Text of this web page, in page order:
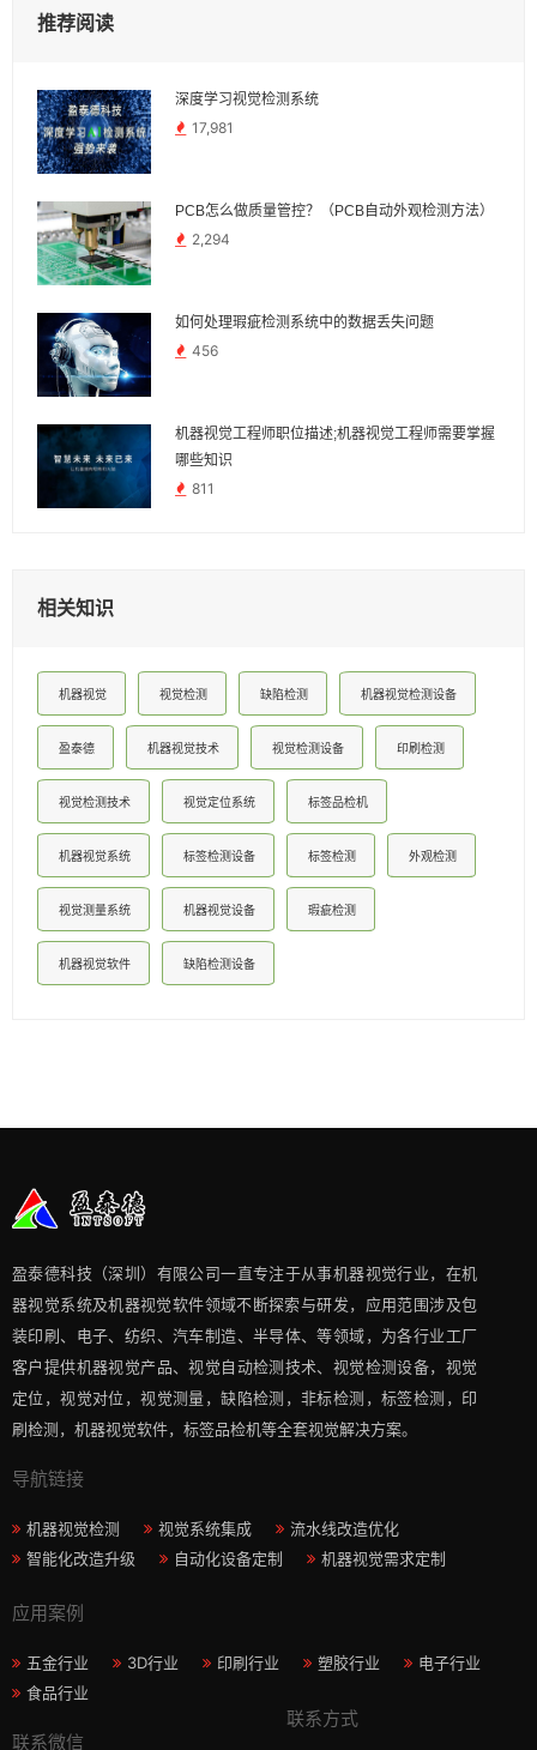
推荐阅读
深度学习视觉检测系统
17,981
PCB怎么做质量管控？（PCB自动外观检测方法）
2,294
如何处理瑕疵检测系统中的数据丢失问题
456
机器视觉工程师职位描述;机器视觉工程师需要掌握
哪些知识
811
相关知识
机器视觉 视觉检测 缺陷检测 机器视觉检测设备
盈泰德 机器视觉技术 视觉检测设备 印刷检测
视觉检测技术 视觉定位系统 标签品检机
机器视觉系统 标签检测设备 标签检测 外观检测
视觉测量系统 机器视觉设备 瑕疵检测
机器视觉软件 缺陷检测设备
盈泰德科技（深圳）有限公司一直专注于从事机器视觉行业，在机
器视觉系统及机器视觉软件领域不断探索与研发​，应用范围涉及包
装印刷、电子、纺织、汽车制造、半导体、等领域，为各行业工厂
客户提供机器视觉产品、视觉自动检测技术、视觉检测设备，视觉
定位，视觉对位，视觉测量，缺陷检测，非标检测，标签检测，印
刷检测，机器视觉软件，标签品检机等​全套视觉解决方案​。
导航链接
机器视觉检测 视觉系统集成
流水线改造优化
智能化改造升级
自动化设备定制 机器视觉需求定制
应用案例
五金行业 3D行业 印刷行业 塑胶行业
电子行业
食品行业
联系微信
联系方式